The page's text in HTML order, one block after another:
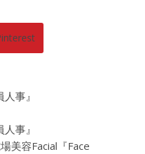
事』
事』
美容Facial『Face